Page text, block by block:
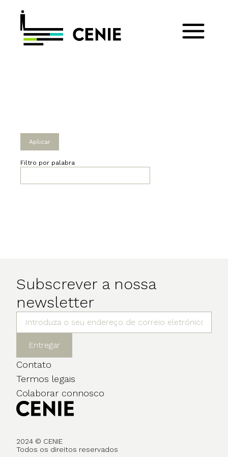
Filtro por palabra
Subscrever a nossa
newsletter
Entregar
Contato
Termos legais
Colaborar connosco
2024 © CENIE
Todos os direitos reservados